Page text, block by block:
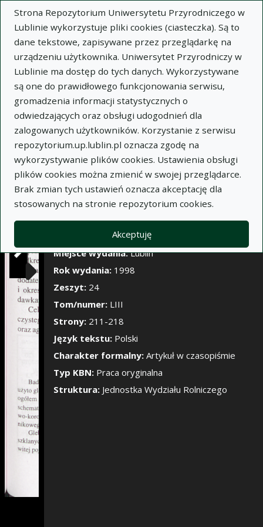
Strona Repozytorium Uniwersytetu Przyrodniczego w
Lublinie wykorzystuje pliki cookies (ciasteczka). Są to
dane tekstowe, zapisywane przez przeglądarkę na
urządzeniu użytkownika. Uniwersytet Przyrodniczy w
Lublinie ma dostęp do tych danych. Wykorzystywane
są one do prawidłowego funkcjonowania serwisu,
gromadzenia informacji statystycznych o
odwiedzających oraz obsługi udogodnień dla
zalogowanych użytkowników. Korzystanie z serwisu
repozytorium.up.lublin.pl oznacza zgodę na
wykorzystywanie plików cookies. Ustawienia obsługi
plików cookies można zmienić w swojej przeglądarce.
Brak zmian tych ustawień oznacza akceptację dla
stosowanych na stronie repozytorium cookies.
Akceptuję
Pokaż/Ukryj
×
Opis Notatki
Autor:
Krystyna Gostkowska
Stefania Jezierska-Tys
Tytuł:Przemiany azotu w glebie piaszczystej
wzbogaconej granulatem keratynowo-koro-
mocznikowym lub agramidem
Wariant tytułu:Transformation of nitrogen in
sandy soil enriched with keratin-bark-urea
granulate or agramide
Czasopismo:Annales Universitatis Mariae Curie-
Skłodowska. Sectio E, Agricultura, t. LIII, z. 24
Miejsce wydania:Lublin
Rok wydania: 1998
Zeszyt: 24
Tom/numer: LIII
Strony: 211-218
Język tekstu: Polski
Charakter formalny: Artykuł w czasopiśmie
Typ KBN: Praca oryginalna
Struktura: Jednostka Wydziału Rolniczego